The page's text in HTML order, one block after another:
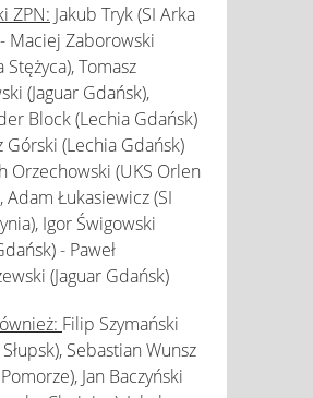
ZPN: Jakub Tryk (SI Arka
Maciej Zaborowski
Stężyca), Tomasz
(Jaguar Gdańsk),
Block (Lechia Gdańsk)
Górski (Lechia Gdańsk)
Orzechowski (UKS Orlen
Adam Łukasiewicz (SI
Igor Świgowski
- Paweł
(Jaguar Gdańsk)
Filip Szymański
Sebastian Wunsz
Jan Baczyński